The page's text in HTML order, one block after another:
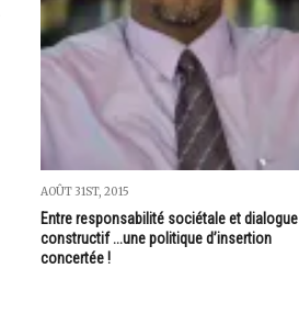
AOÛT 31ST, 2015
Entre responsabilité sociétale et dialogue
constructif ...une politique d’insertion
concertée !